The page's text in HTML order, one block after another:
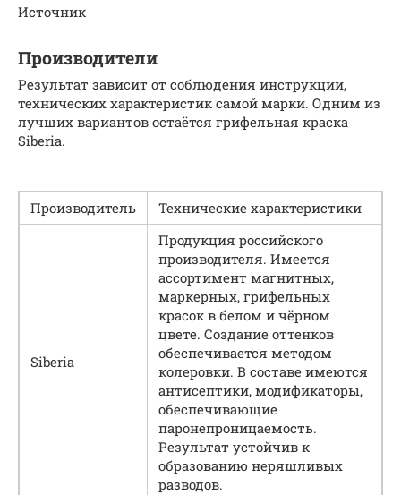
Источник
Производители
Результат зависит от соблюдения инструкции,
технических характеристик самой марки. Одним из
лучших вариантов остаётся грифельная краска
Siberia.
Производитель Технические характеристики
Siberia
Продукция российского
производителя. Имеется
ассортимент магнитных,
маркерных, грифельных
красок в белом и чёрном
цвете. Создание оттенков
обеспечивается методом
колеровки. В составе имеются
антисептики, модификаторы,
обеспечивающие
паронепроницаемость.
Результат устойчив к
образованию неряшливых
разводов.